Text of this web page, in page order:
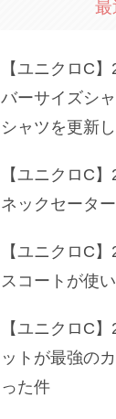
最
【ユニクロC
バーサイズシ
シャツを更新し
【ユニクロC
ネックセータ
【ユニクロC
スコートが使
【ユニクロC
ットが最強の
った件